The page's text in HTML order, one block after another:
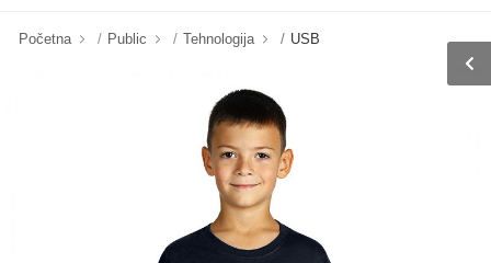
Početna Public Tehnologija USB